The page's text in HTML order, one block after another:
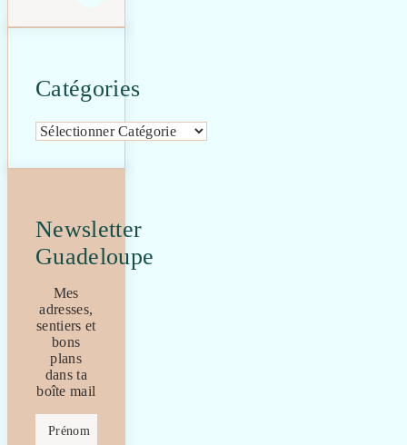
Catégories
Catégories
Newsletter
Guadeloupe
Mes
adresses,
sentiers et
bons
plans
dans ta
boîte mail
Prénom